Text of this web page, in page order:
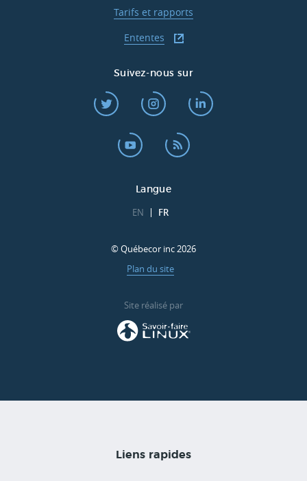
Tarifs et rapports
Ententes
Suivez-nous sur
Langue
EN FR
© Québecor inc 2026
Plan du site
Site réalisé par
Liens rapides